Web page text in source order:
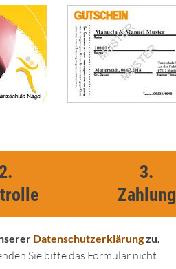
2.
3.
Zahlung
Datenschutzerklärungzu.
Sie bitte das Formular nicht.